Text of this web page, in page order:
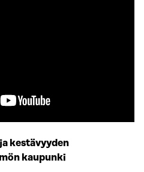
kestävyyden
kaupunki